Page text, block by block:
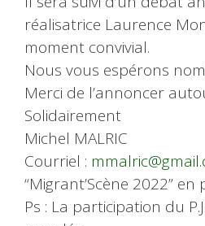
réalisatrice Laurence
moment convivial.
Nous vous espérons
Merci de l’annoncer
Solidairement
Michel MALRIC
Courriel :
“Migrant’Scène 2022” en
Ps : La participation du